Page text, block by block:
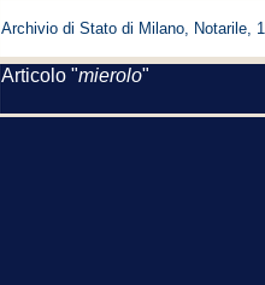
Archivio di Stato di Milano, Notarile,
Articolo "mierolo"